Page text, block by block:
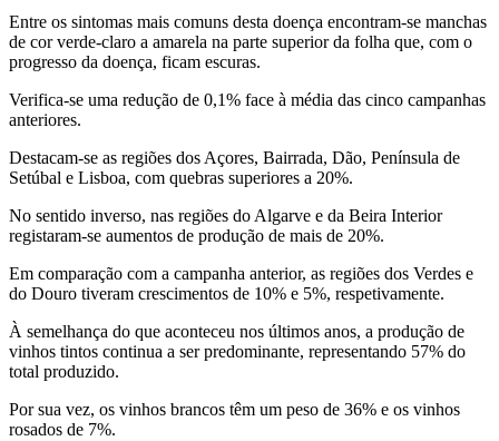
Entre os sintomas mais comuns desta doença encontram-se manchas
de cor verde-claro a amarela na parte superior da folha que, com o
progresso da doença, ficam escuras.
Verifica-se uma redução de 0,1% face à média das cinco campanhas
anteriores.
Destacam-se as regiões dos Açores, Bairrada, Dão, Península de
Setúbal e Lisboa, com quebras superiores a 20%.
No sentido inverso, nas regiões do Algarve e da Beira Interior
registaram-se aumentos de produção de mais de 20%.
Em comparação com a campanha anterior, as regiões dos Verdes e
do Douro tiveram crescimentos de 10% e 5%, respetivamente.
À semelhança do que aconteceu nos últimos anos, a produção de
vinhos tintos continua a ser predominante, representando 57% do
total produzido.
Por sua vez, os vinhos brancos têm um peso de 36% e os vinhos
rosados de 7%.